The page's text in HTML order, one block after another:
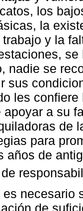
los
la
y la
nadie se
sus
les
apoyar a su
de
para
años de
es necesario
de